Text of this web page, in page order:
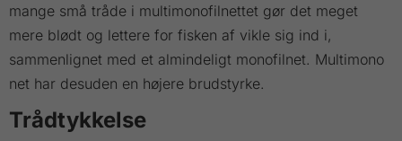
mange små tråde i multimonofilnettet gør det meget
mere blødt og lettere for fisken af vikle sig ind i,
sammenlignet med et almindeligt monofilnet. Multimono
net har desuden en højere brudstyrke.
Trådtykkelse